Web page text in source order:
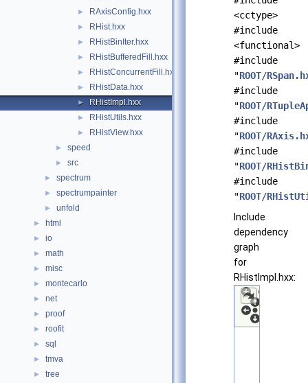
► RAxisConfig.hxx
► RHist.hxx
► RHistBinIter.hxx
► RHistBufferedFill.hxx
► RHistConcurrentFill.hxx
► RHistData.hxx
► RHistImpl.hxx
► RHistUtils.hxx
► RHistView.hxx
► speed
► src
► spectrum
► spectrumpainter
► unfold
► html
► io
► math
► misc
► montecarlo
► net
► proof
► roofit
► sql
► tmva
► tree
<cctype>
#include
<functional>
#include
"ROOT/
#include
"ROOT/
#include
"ROOT/
#include
"ROOT/
#include
"ROOT/
Include
dependency
graph
for
RHistImpl.hxx: